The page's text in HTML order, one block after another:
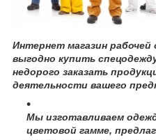
Интернет магазин
выгодно купить
недорого заказать
деятельности вашего
Мы изготавливаем
цветовой гамме,